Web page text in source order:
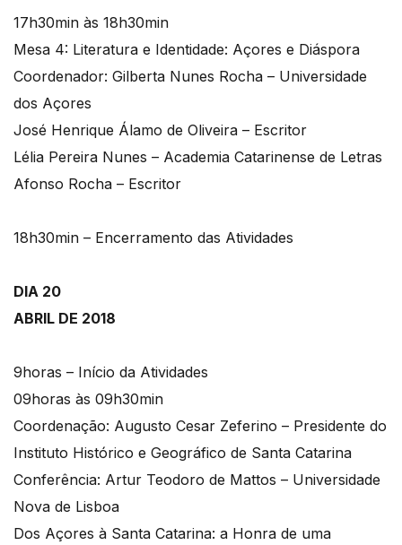
17h30min às 18h30min
Mesa 4: Literatura e Identidade: Açores e Diáspora
Coordenador: Gilberta Nunes Rocha – Universidade
dos Açores
José Henrique Álamo de Oliveira – Escritor
Lélia Pereira Nunes – Academia Catarinense de Letras
Afonso Rocha – Escritor
18h30min – Encerramento das Atividades
DIA 20
ABRIL DE 2018
9horas – Início da Atividades
09horas às 09h30min
Coordenação: Augusto Cesar Zeferino – Presidente do
Instituto Histórico e Geográfico de Santa Catarina
Conferência: Artur Teodoro de Mattos – Universidade
Nova de Lisboa
Dos Açores à Santa Catarina: a Honra de uma